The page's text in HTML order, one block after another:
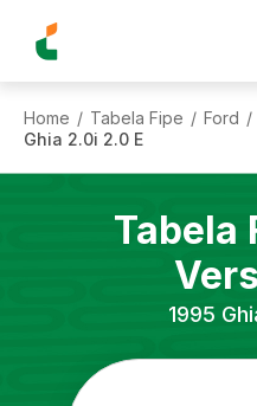
Home / Tabela Fipe / Ford /
Ghia 2.0i 2.0 E
Tabela
1995